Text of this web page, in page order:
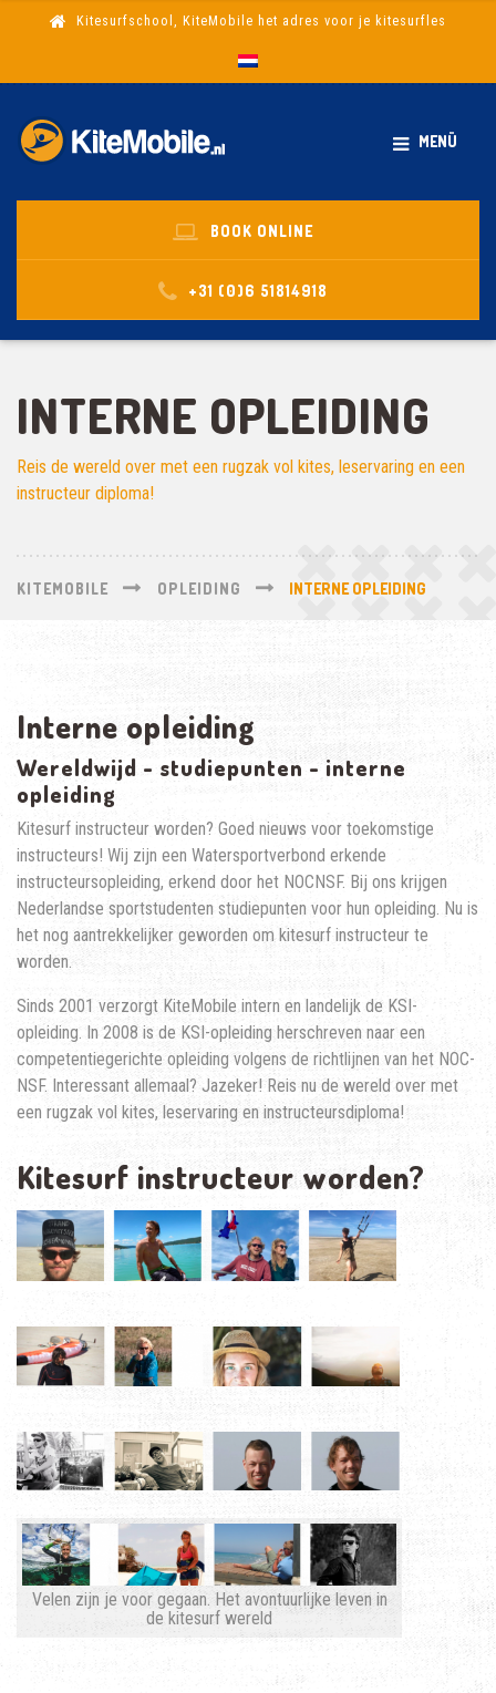
Kitesurfschool, KiteMobile het adres voor je kitesurfles
MENÜ
BOOK ONLINE
+31 (0)6 51814918
INTERNE OPLEIDING
Reis de wereld over met een rugzak vol kites, leservaring en een
instructeur diploma!
KITEMOBILE OPLEIDING INTERNE OPLEIDING
Interne opleiding
Wereldwijd - studiepunten - interne
opleiding
Kitesurf instructeur worden? Goed nieuws voor toekomstige
instructeurs! Wij zijn een Watersportverbond erkende
instructeursopleiding, erkend door het NOCNSF. Bij ons krijgen
Nederlandse sportstudenten studiepunten voor hun opleiding. Nu is
het nog aantrekkelijker geworden om kitesurf instructeur te
worden.
Sinds 2001 verzorgt KiteMobile intern en landelijk de KSI-
opleiding. In 2008 is de KSI-opleiding herschreven naar een
competentiegerichte opleiding volgens de richtlijnen van het NOC-
NSF. Interessant allemaal? Jazeker! Reis nu de wereld over met
een rugzak vol kites, leservaring en instructeursdiploma!
Kitesurf instructeur worden?
Velen zijn je voor gegaan. Het avontuurlijke leven in
de kitesurf wereld